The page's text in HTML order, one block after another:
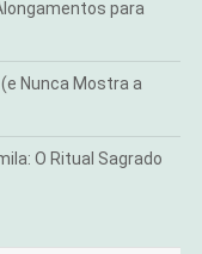
para
Nunca Mostra a
O Ritual Sagrado